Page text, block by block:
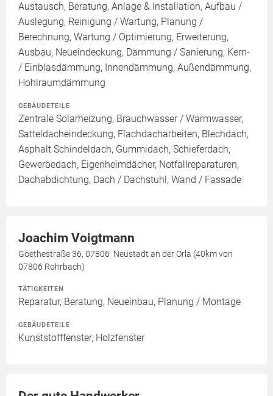
Austausch, Beratung, Anlage & Installation, Aufbau /
Auslegung, Reinigung / Wartung, Planung /
Berechnung, Wartung / Optimierung, Erweiterung,
Ausbau, Neueindeckung, Dämmung / Sanierung, Kern-
/ Einblasdämmung, Innendämmung, Außendämmung,
Hohlraumdämmung
GEBÄUDETEILE
Zentrale Solarheizung, Brauchwasser / Warmwasser,
Satteldacheindeckung, Flachdacharbeiten, Blechdach,
Asphalt Schindeldach, Gummidach, Schieferdach,
Gewerbedach, Eigenheimdächer, Notfallreparaturen,
Dachabdichtung, Dach / Dachstuhl, Wand / Fassade
Joachim Voigtmann
Goethestraße 36, 07806 Neustadt an der Orla (40km von
07806 Rohrbach)
TÄTIGKEITEN
Reparatur, Beratung, Neueinbau, Planung / Montage
GEBÄUDETEILE
Kunststofffenster, Holzfenster